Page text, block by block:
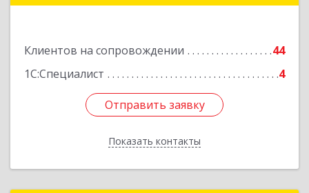
Клиентов на сопровождении
44
1С:Специалист
4
Отправить заявку
Показать контакты
Отправить заявку
Назад